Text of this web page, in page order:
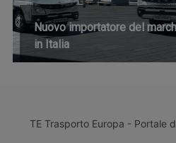
Nuovo importatore del
in Italia
TE Trasporto Europa - Portale